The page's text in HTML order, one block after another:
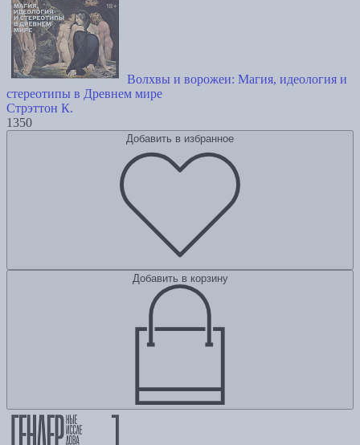
Волхвы и ворожеи: Магия, идеология и
стереотипы в Древнем мире
Стрэттон К.
1350
Добавить в избранное
Добавить в корзину